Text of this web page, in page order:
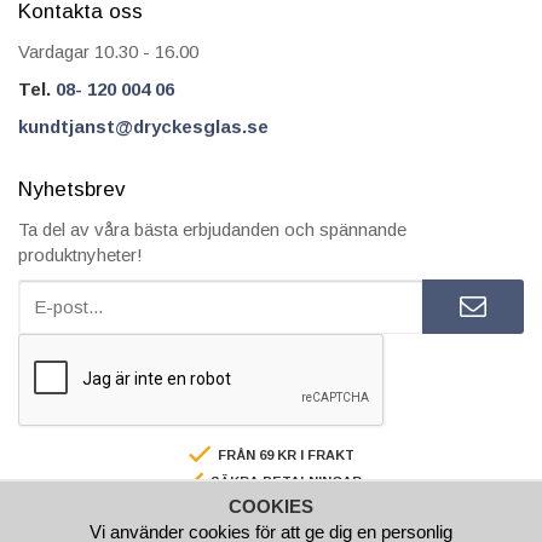
Kontakta oss
Vardagar 10.30 - 16.00
Tel. 08- 120 004 06
kundtjanst@dryckesglas.se
Nyhetsbrev
Ta del av våra bästa erbjudanden och spännande
produktnyheter!
FRÅN 69 KR I FRAKT
SÄKRA BETALNINGAR
FAKTURA/AVBETALNING
SNABBA LEVERANSER
COOKIES
Vi använder cookies för att ge dig en personlig